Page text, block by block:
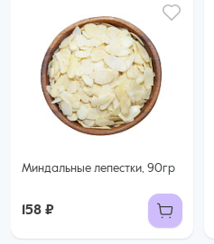
Миндальные лепестки, 90гр
158 ₽